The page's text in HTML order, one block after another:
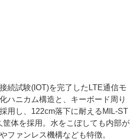
続試験(IOT)を完了したLTE通信モ
ハニカム構造と、キーボード周り
用し、122cm落下に耐えるMIL-ST
筐体を採用。水をこぼしても内部が
ファンレス機構なども特徴。